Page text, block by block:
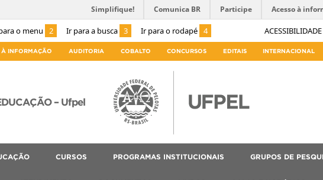
o menu 2 Ir para a busca 3 Ir para o rodapé 4 ACESSIBILIDADE
Simplifique! Comunica BR Participe Acesso à
À INFORMAÇÃO AUDITORIA COBALTO CONCURSOS EDITAIS INTERNACIONAL
– Ufpel
CURSOS PROGRAMAS INSTITUCIONAIS GRUPOS DE